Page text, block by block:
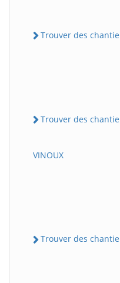
Trouver des
Trouver des
VINOUX
Trouver des